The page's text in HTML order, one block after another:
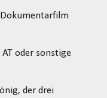
Dokumentarfilm
oder sonstige
der drei